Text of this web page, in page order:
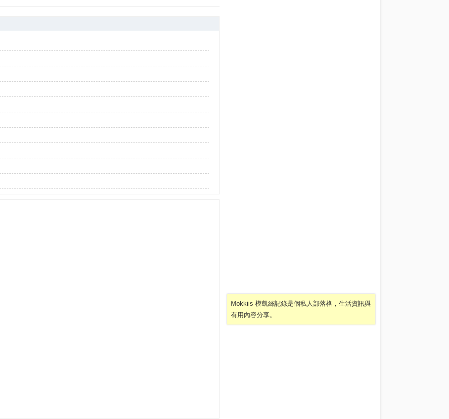
Mokkiis 模凱絲記錄是個私人部落格，生活資訊與
有用內容分享。